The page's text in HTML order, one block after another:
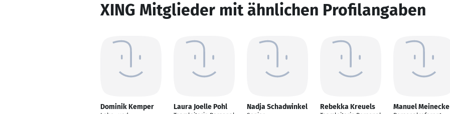
XING Mitglieder mit ähnlichen Profilangaben
Dominik Kemper Laura Joelle Pohl Nadja Schadwinkel Rebekka Kreuels Manuel Meinecke